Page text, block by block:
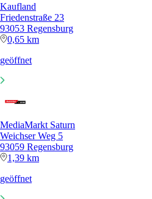
Kaufland
Friedenstraße 23
93053 Regensburg
0,65 km
geöffnet
MediaMarkt Saturn
Weichser Weg 5
93059 Regensburg
1,39 km
geöffnet